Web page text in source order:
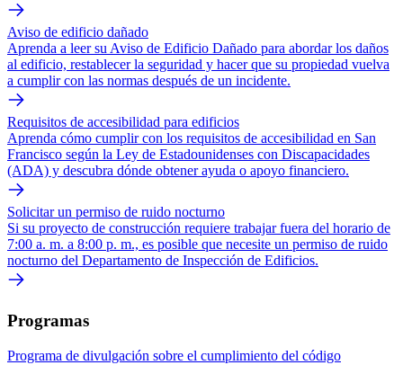
Aviso de edificio dañado
Aprenda a leer su Aviso de Edificio Dañado para abordar los daños
al edificio, restablecer la seguridad y hacer que su propiedad vuelva
a cumplir con las normas después de un incidente.
Requisitos de accesibilidad para edificios
Aprenda cómo cumplir con los requisitos de accesibilidad en San
Francisco según la Ley de Estadounidenses con Discapacidades
(ADA) y descubra dónde obtener ayuda o apoyo financiero.
Solicitar un permiso de ruido nocturno
Si su proyecto de construcción requiere trabajar fuera del horario de
7:00 a. m. a 8:00 p. m., es posible que necesite un permiso de ruido
nocturno del Departamento de Inspección de Edificios.
Programas
Programa de divulgación sobre el cumplimiento del código